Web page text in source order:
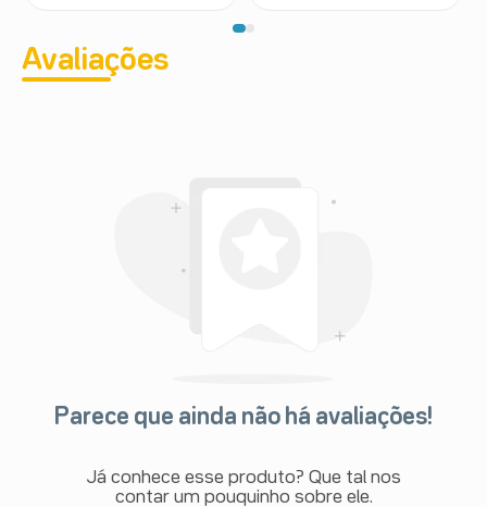
Avaliações
Parece que ainda não há avaliações!
Já conhece esse produto? Que tal nos
contar um pouquinho sobre ele.